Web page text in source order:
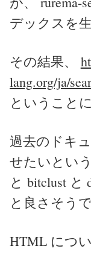
デックスを
その結果、
lang.org/ja/
ということ
過去のドキ
せたいとい
と bitclust と
と良さそうで
HTML につ